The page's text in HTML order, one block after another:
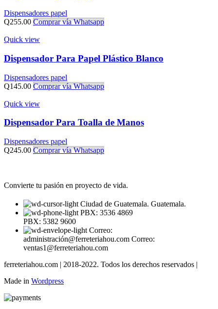
Dispensadores papel
Q255.00 Comprar vía Whatsapp
Quick view
Dispensador Para Papel Plástico Blanco
Dispensadores papel
Q145.00 Comprar vía Whatsapp
Quick view
Dispensador Para Toalla de Manos
Dispensadores papel
Q245.00 Comprar vía Whatsapp
Convierte tu pasión en proyecto de vida.
Ciudad de Guatemala. Guatemala.
PBX: 3536 4869
PBX: 5382 9600
Correo:
administración@ferreteriahou.com Correo:
ventas1@ferreteriahou.com
ferreteriahou.com | 2018-2022. Todos los derechos reservados |
Made in Wordpress